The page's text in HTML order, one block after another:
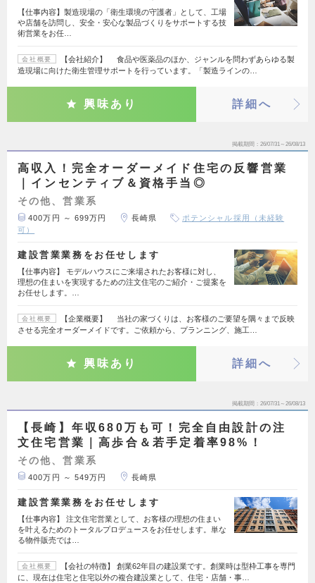
【仕事内容】製造現場の「衛生環境の守護者」として、工場
や店舗を訪問し、安全・安心な製品づくりをサポートする技
術営業をお任…
会社概要
【会社紹介】 食品や医薬品のほか、ジャンルを問わずあらゆる製
造現場に向けた衛生管理サポートを行っています。「製造ラインの…
興味あり 詳細へ
掲載期間 26/07/31～26/08/13
高収入！完全オーダーメイド住宅の反響営業
｜インセンティブ＆資格手当◎
その他、営業系
400万円 ～ 699万円 長崎県
ポテンシャル採用（未経験
可）
建設営業業務をお任せします
【仕事内容】 モデルハウスにご来場されたお客様に対し、
理想の住まいを実現するための注文住宅のご紹介・ご提案を
お任せします。…
会社概要
【企業概要】 当社の家づくりは、お客様のご要望を隅々まで反映
させる完全オーダーメイドです。ご依頼から、プランニング、施工…
興味あり 詳細へ
掲載期間 26/07/31～26/08/13
【長崎】年収680万も可！完全自由設計の注
文住宅営業｜高歩合＆若手定着率98%！
その他、営業系
400万円 ～ 549万円 長崎県
建設営業業務をお任せします
【仕事内容】 注文住宅営業として、お客様の理想の住まい
を叶えるためのトータルプロデュースをお任せします。単な
る物件販売では…
会社概要
【会社の特徴】 創業62年目の建設業です。創業時は型枠工事を専門
に、現在は住宅と住宅以外の複合建設業として、住宅・店舗・事…